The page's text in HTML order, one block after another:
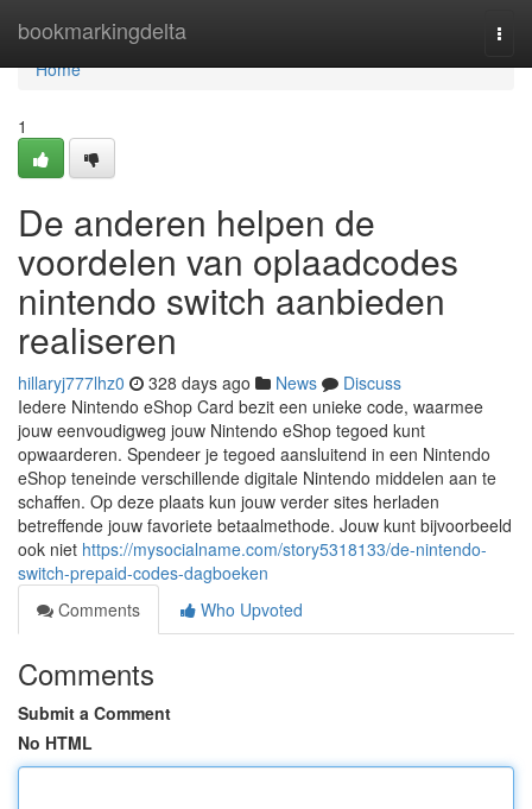
bookmarkingdelta
Home
Home
1
De anderen helpen de
voordelen van oplaadcodes
nintendo switch aanbieden
realiseren
hillaryj777lhz0 328 days ago News
Discuss
Iedere Nintendo eShop Card bezit een unieke code, waarmee
jouw eenvoudigweg jouw Nintendo eShop tegoed kunt
opwaarderen. Spendeer je tegoed aansluitend in een Nintendo
eShop teneinde verschillende digitale Nintendo middelen aan te
schaffen. Op deze plaats kun jouw verder sites herladen
betreffende jouw favoriete betaalmethode. Jouw kunt bijvoorbeeld
ook niet https://mysocialname.com/story5318133/de-nintendo-
switch-prepaid-codes-dagboeken
Comments
Who Upvoted
Comments
Submit a Comment
No HTML